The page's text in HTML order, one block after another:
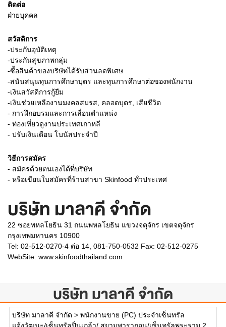
ติดต่อ
ฝ่ายบุคคล
สวัสดิการ
-ประกันอุบัติเหตุ
-ประกันสุขภาพกลุ่ม
-ซื้อสินค้าของบริษัทได้รับส่วนลดพิเศษ
-สนันสนุนทุนการศึกษาบุตร และทุนการศึกษาต่อของพนักงาน
-เงินสวัสดิการกู้ยืม
-เงินช่วยเหลืองานมงคลสมรส, คลอดบุตร, เสียชีวิต
- การฝึกอบรมและการเลื่อนตำแหน่ง
- ท่องเที่ยวดูงานประเทศเกาหลี
- ปรับเงินเดือน โบนัสประจำปี
วิธีการสมัคร
- สมัครด้วยตนเองได้ที่บริษัท
- หรือเขียนใบสมัครที่ร้านสาขา Skinfood ทั่วประเทศ
บริษัท มาลาคี จำกัด
22 ซอยพหลโยธิน 31 ถนนพหลโยธิน แขวงจตุจักร เขตจตุจักร
กรุงเทพมหานคร 10900
Tel: 02-512-0270-4 ต่อ 14, 081-750-0532 Fax: 02-512-0275
WebSite: www.skinfoodthailand.com
บริษัท มาลาคี จำกัด
บริษัท มาลาคี จำกัด > พนักงานขาย (PC) ประจำเซ็นทรัล